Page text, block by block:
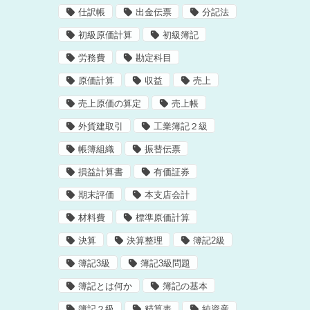
仕訳帳 出金伝票 分記法
初級原価計算 初級簿記
労務費 勘定科目
原価計算 収益 売上
売上原価の算定 売上帳
外貨建取引 工業簿記２級
帳簿組織 振替伝票
損益計算書 有価証券
期末評価 本支店会計
材料費 標準原価計算
決算 決算整理 簿記2級
簿記3級 簿記3級問題
簿記とは何か 簿記の基本